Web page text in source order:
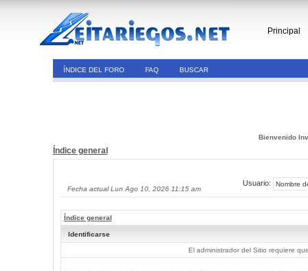
Principal
ÍNDICE DEL FORO FAQ BUSCAR
Bienvenido
Índice general
Fecha actual Lun Ago 10, 2026 11:15 am
Usuario:
Índice general
Identificarse
El administrador del Sitio requiere